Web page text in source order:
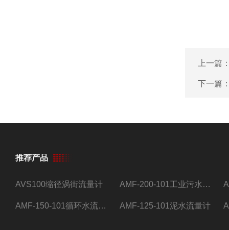
上一篇
下一篇
推荐产品
AVS100缩径涡街流量计 AMF-200-101工业污水流量计
AMF-150-101循环水流量计,电磁流量计 AMF-125-101泥水流量计